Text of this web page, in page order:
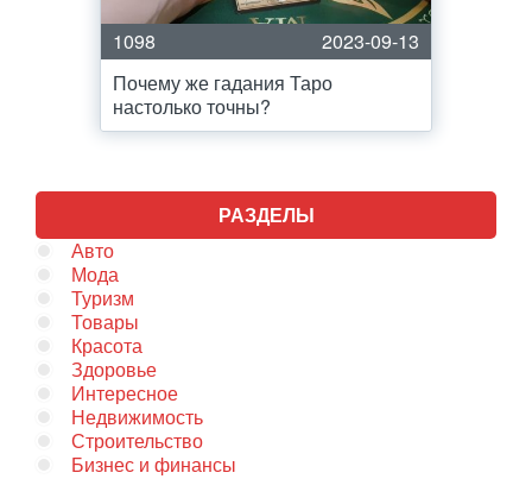
1098
2023-09-13
Почему же гадания Таро
настолько точны?
РАЗДЕЛЫ
Авто
Мода
Туризм
Товары
Красота
Здоровье
Интересное
Недвижимость
Строительство
Бизнес и финансы